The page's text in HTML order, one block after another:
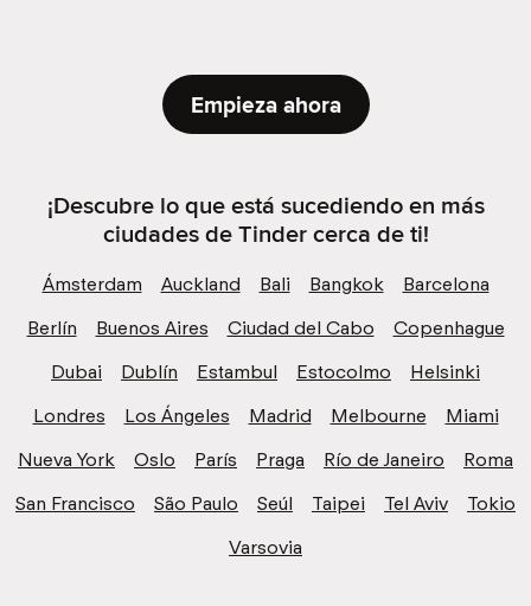
Empieza ahora
¡Descubre lo que está sucediendo en más
ciudades de Tinder cerca de ti!
Ámsterdam Auckland Bali Bangkok
Barcelona
Berlín
Buenos Aires Ciudad del Cabo
Copenhague
Dubai
Dublín Estambul Estocolmo
Helsinki
Londres
Los Ángeles Madrid Melbourne
Miami
Nueva York
Oslo París Praga Río de Janeiro
Roma
San Francisco
São Paulo Seúl Taipei Tel Aviv
Tokio
Varsovia